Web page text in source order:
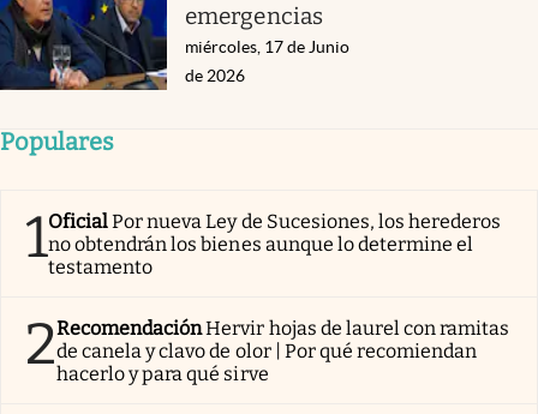
emergencias
miércoles, 17 de Junio
de 2026
Populares
1OficialPor nueva Ley de Sucesiones, los herederos
no obtendrán los bienes aunque lo determine el
testamento
2RecomendaciónHervir hojas de laurel con ramitas
de canela y clavo de olor | Por qué recomiendan
hacerlo y para qué sirve